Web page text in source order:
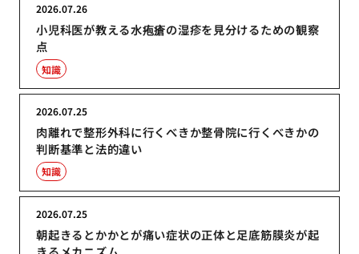
小児科医が教える水疱瘡の湿疹を見分けるための観察
点
2026.07.26
知識
肉離れで整形外科に行くべきか整骨院に行くべきかの
判断基準と法的違い
2026.07.25
知識
朝起きるとかかとが痛い症状の正体と足底筋膜炎が起
2026.07.25